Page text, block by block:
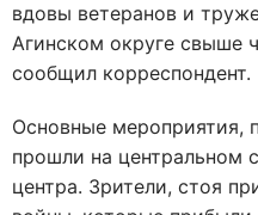
вдовы ветеранов и
Агинском округе свыше
сообщил корреспондент.
Основные мероприятия,
прошли на центральном
центра. Зрители, стоя